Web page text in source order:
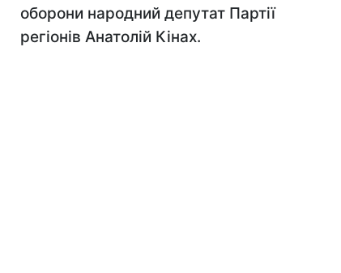
оборони народний депутат Партії
регіонів Анатолій Кінах.